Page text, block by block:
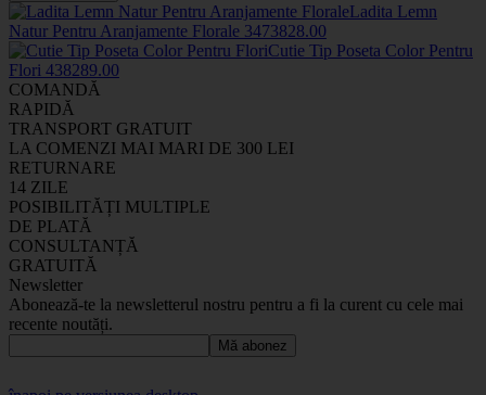
Ladita Lemn
Natur Pentru Aranjamente Florale 3473828.00
Cutie Tip Poseta Color Pentru
Flori 438289.00
COMANDĂ
RAPIDĂ
TRANSPORT GRATUIT
LA COMENZI MAI MARI DE 300 LEI
RETURNARE
14 ZILE
POSIBILITĂȚI MULTIPLE
DE PLATĂ
CONSULTANȚĂ
GRATUITĂ
Newsletter
Abonează-te la newsletterul nostru pentru a fi la curent cu cele mai
recente noutăți.
Mă abonez